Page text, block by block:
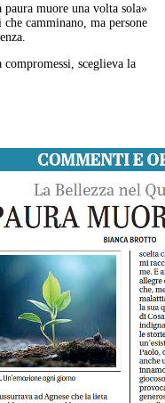
muore una volta sola»
che camminano, ma persone
sceglieva la